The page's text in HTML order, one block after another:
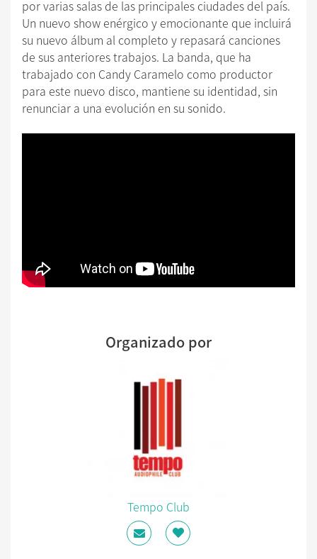
por varias salas de las principales ciudades del país.
Un nuevo show enérgico y emocionante que incluirá
su nuevo álbum al completo y repasará canciones
de sus anteriores trabajos. La banda, que ha
trabajado con Candy Caramelo como productor
para este nuevo disco, mantiene su identidad, sin
renunciar a una evolución en su sonido.
Organizado por
Tempo Club